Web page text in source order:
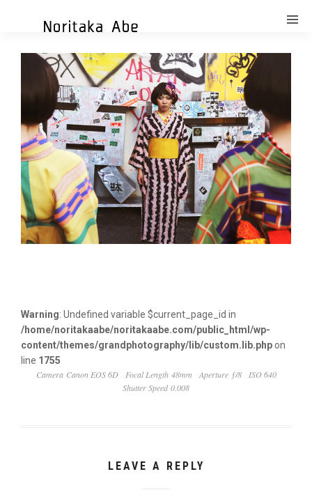
Warning: Undefined variable $current_page_id in
/home/noritakaabe/noritakaabe.com/public_html/wp-
content/themes/grandphotography/lib/custom.lib.phpon
line 1755
Camera Canon EOS 6D
Focal Length 48mm Aperture ƒ/8
ISO 640
Shutter Speed 0.008
LEAVE A REPLY